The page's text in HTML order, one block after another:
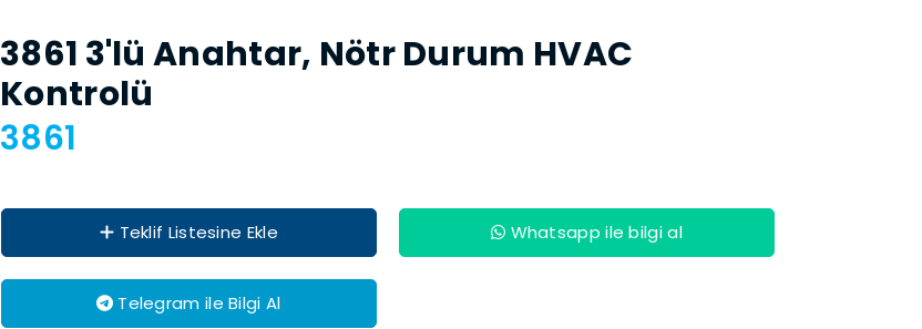
3861 3'lü Anahtar, Nötr Durum HVAC
Kontrolü
3861
Teklif Listesine Ekle Whatsapp ile bilgi al
Telegram ile Bilgi Al